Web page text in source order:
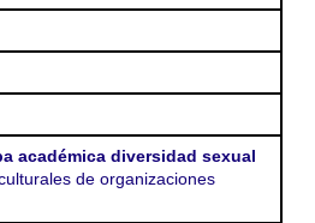
académica diversidad sexual
de organizaciones